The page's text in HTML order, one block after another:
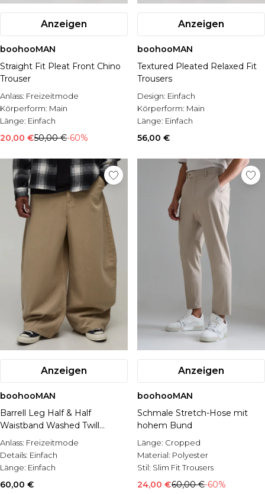
Anzeigen
boohooMAN
Straight Fit Pleat Front Chino
Trouser
Anlass: Freizeitmode
Körperform: Main
Länge: Einfach
20,00 €50,00 €-60%
Anzeigen
boohooMAN
Textured Pleated Relaxed Fit
Trousers
Design: Einfach
Körperform: Main
Länge: Einfach
56,00 €
Anzeigen
boohooMAN
Barrell Leg Half & Half
Waistband Washed Twill
Trousers
Anlass: Freizeitmode
Details: Einfach
Länge: Einfach
60,00 €
Anzeigen
boohooMAN
Schmale Stretch-Hose mit
hohem Bund
Länge: Cropped
Material: Polyester
Stil: Slim Fit Trousers
24,00 €60,00 €-60%